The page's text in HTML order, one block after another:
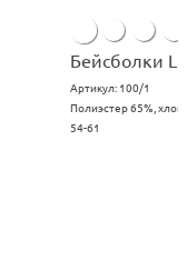
Бейсболки
Артикул: 100/1
Полиэстер 65%,
54-61